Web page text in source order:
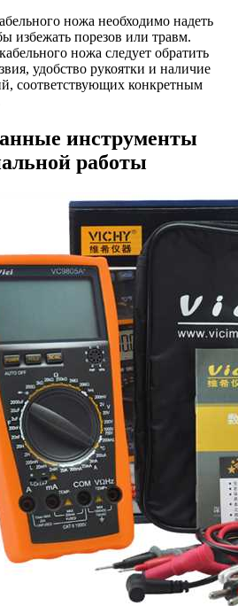
ножа необходимо надеть
избежать порезов или травм.
ножа следует обратить
удобство рукоятки и наличие
соответствующих конкретным
инструменты
работы